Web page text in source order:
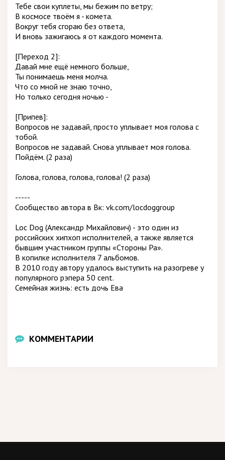
Тебе свои куплеты, мы бежим по ветру;
В космосе твоём я - комета.
Вокруг тебя сгораю без ответа,
И вновь зажигаюсь я от каждого момента.
[Переход 2]:
Давай мне ещё немного больше,
Ты понимаешь меня молча.
Что со мной не знаю точно,
Но только сегодня ночью -
[Припев]:
Вопросов не задавай, просто уплывает моя голова с
тобой.
Вопросов не задавай. Снова уплывает моя голова.
Пойдём. (2 раза)
Голова, голова, голова, голова! (2 раза)
-----
Сообщество автора в Вк: vk.com/locdoggroup
Loc Dog (Александр Михайлович) - это один из
российских хипхоп исполнителей, а также является
бывшим участником группы «Стороны Ра».
В копилке исполнителя 7 альбомов.
В 2010 году автору удалось выступить на разогреве у
популярного рэпера 50 cent.
Семейная жизнь: есть дочь Ева
КОММЕНТАРИИ